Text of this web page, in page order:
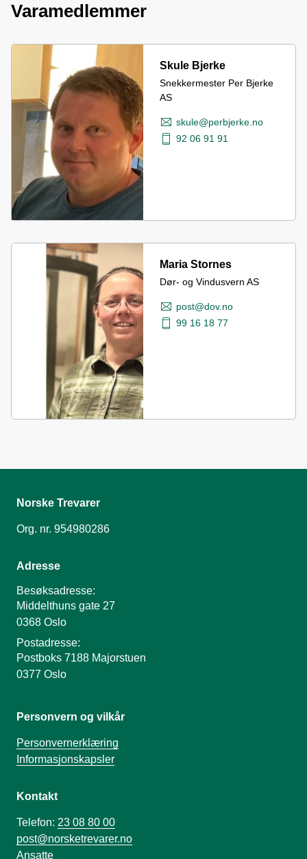
Varamedlemmer
Skule Bjerke
Snekkermester Per Bjerke
AS
skule@perbjerke.no
92 06 91 91
Maria Stornes
Dør- og Vindusvern AS
post@dov.no
99 16 18 77
Norske Trevarer
Org. nr. 954980286
Adresse
Besøksadresse:
Middelthuns gate 27
0368 Oslo
Postadresse:
Postboks 7188 Majorstuen
0377 Oslo
Personvern og vilkår
Personvernerklæring
Informasjonskapsler
Kontakt
Telefon: 23 08 80 00
post@norsketrevarer.no
Ansatte